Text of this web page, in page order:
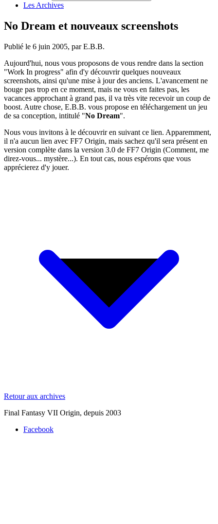
Les Archives
No Dream et nouveaux screenshots
Publié le 6 juin 2005, par E.B.B.
Aujourd'hui, nous vous proposons de vous rendre dans la section
"Work In progress" afin d'y découvrir quelques nouveaux
screenshots, ainsi qu'une mise à jour des anciens. L'avancement ne
bouge pas trop en ce moment, mais ne vous en faites pas, les
vacances approchant à grand pas, il va très vite recevoir un coup de
boost. Autre chose, E.B.B. vous propose en téléchargement un jeu
de sa conception, intitulé "No Dream".
Nous vous invitons à le découvrir en suivant ce lien. Apparemment,
il n'a aucun lien avec FF7 Origin, mais sachez qu'il sera présent en
version complète dans la version 3.0 de FF7 Origin (Comment, me
direz-vous... mystère...). En tout cas, nous espérons que vous
apprécierez d'y jouer.
Retour aux archives
Final Fantasy VII Origin, depuis 2003
Facebook